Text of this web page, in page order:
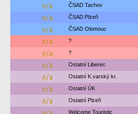
n/a ČSAD Tachov
n/a ČSAD Plzeň
n/a ČSAD Olomouc
n/a ?
n/a ?
n/a Ostatní Liberec
n/a Ostatní K.varský kr.
n/a Ostatní ÚK
n/a Ostatní Plzeň
Welcome Touristic